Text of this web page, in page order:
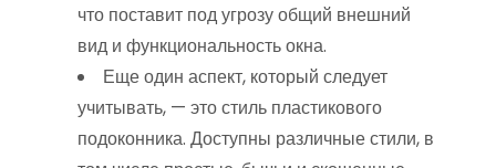
что поставит под угрозу общий внешний
вид и функциональность окна.
Еще один аспект, который следует
учитывать, — это стиль пластикового
подоконника. Доступны различные стили, в